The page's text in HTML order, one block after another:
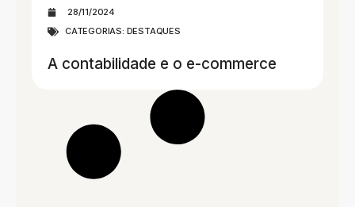
28/11/2024
CATEGORIAS: DESTAQUES
A contabilidade e o e-commerce